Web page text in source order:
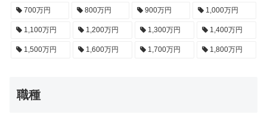
700万円 800万円 900万円 1,000万円
1,100万円 1,200万円 1,300万円 1,400万円
1,500万円 1,600万円 1,700万円 1,800万円
職種